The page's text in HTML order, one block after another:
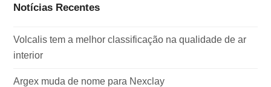
Notícias Recentes
Volcalis tem a melhor classificação na qualidade de ar
interior
Argex muda de nome para Nexclay